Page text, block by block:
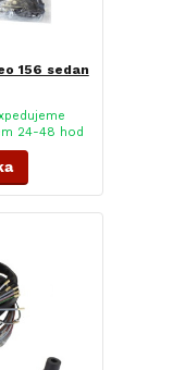
156 sedan
24-48 hod